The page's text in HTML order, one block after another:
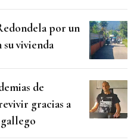
por un
vivienda
de
gracias a